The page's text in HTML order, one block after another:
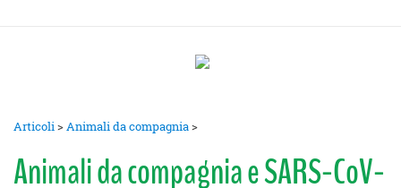
Articoli>Animali da compagnia>
Animali da compagnia e SARS-CoV-